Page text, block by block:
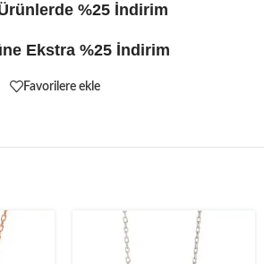
%25 İndirim
Ekstra %25 İndirim
Favorilere ekle